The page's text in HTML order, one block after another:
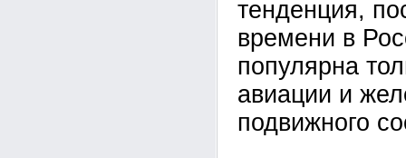
тенденция,
времени в
популярна
авиации и
подвижного